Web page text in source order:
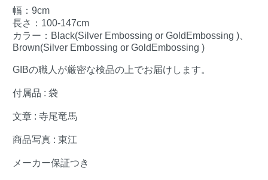
幅：9cm
長さ：100-147cm
カラー：Black(Silver Embossing or GoldEmbossing )、
Brown(Silver Embossing or GoldEmbossing )
GIBの職人が厳密な検品の上でお届けします。
付属品 : 袋
文章 : 寺尾竜馬
商品写真 : 東江
メーカー保証つき